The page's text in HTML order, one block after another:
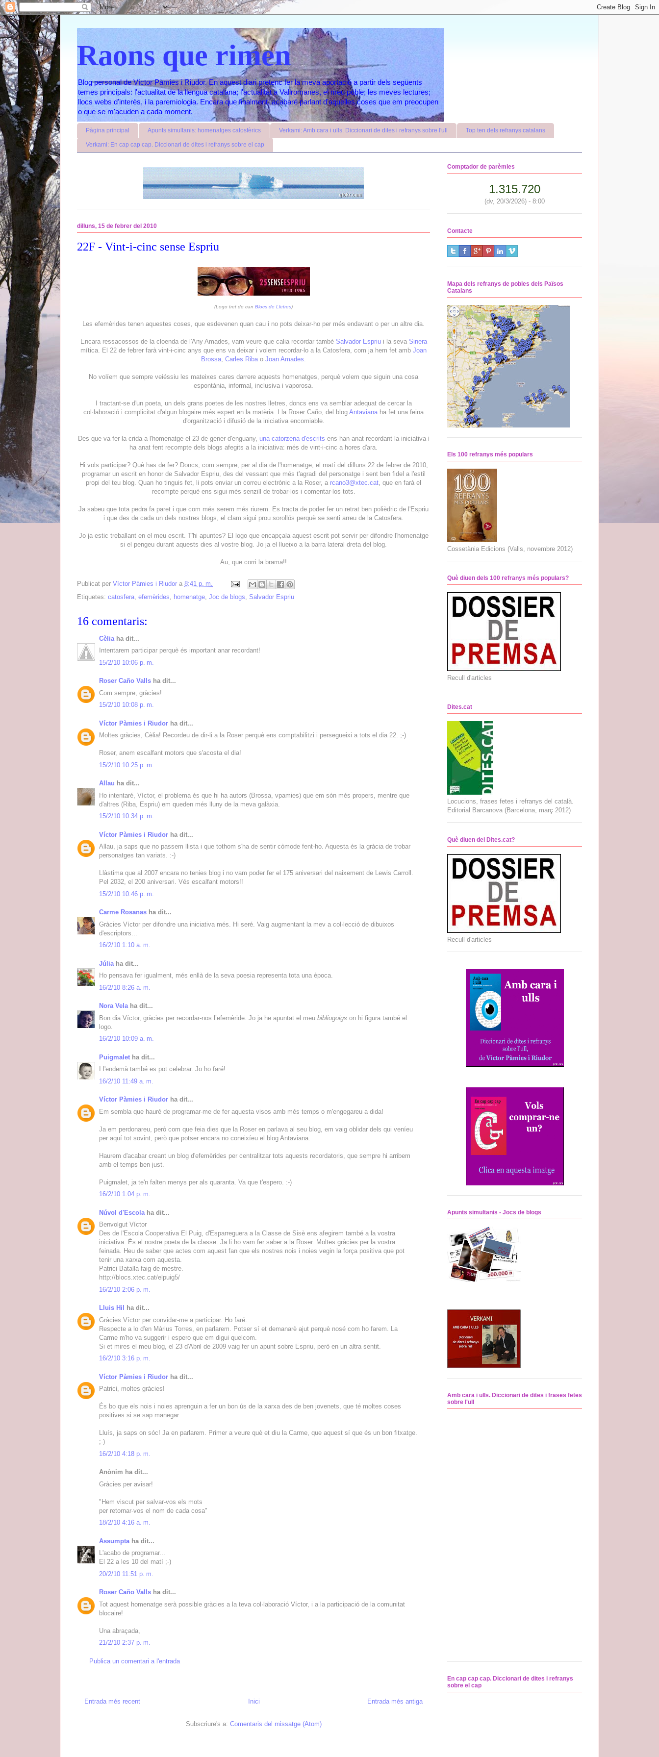
Raons que rimen
Blog personal de Víctor Pàmies i Riudor. En aquest diari pretenc fer la meva aportació a partir dels següents
temes principals: l'actualitat de la llengua catalana; l'actualitat a Vallromanes, el meu poble; les meves lectures;
llocs webs d'interès, i la paremiologia. Encara que finalment, acabaré parlant d'aquelles coses que em preocupen
o que se m'acuden a cada moment.
Pàgina principal Apunts simultanis: homenatges catosfèrics Verkami: Amb cara i ulls. Diccionari de dites i refranys sobre l'ull Top ten dels refranys catalans
Verkami: En cap cap cap. Diccionari de dites i refranys sobre el cap
dilluns, 15 de febrer del 2010
22F - Vint-i-cinc sense Espriu
(Logo tret de can Blocs de Lletres)
Les efemèrides tenen aquestes coses, que esdevenen quan cau i no pots deixar-ho per més endavant o per un altre dia.
Encara ressacossos de la cloenda de l'Any Amades, vam veure que calia recordar també Salvador Espriui la seva Sinera
mítica. El 22 de febrer farà vint-i-cinc anys que ens va deixar i volem recordar-lo a la Catosfera, com ja hem fet amb Joan
Brossa Carles Riba o Joan Amades
No volíem que sempre veiéssiu les mateixes cares darrere aquests homenatges, perquè volem que siguin una cosa
espontània, informal, inclusiva i vaporosa.
I tractant-se d'un poeta, un dels grans poetes de les nostres lletres, doncs ens va semblar adequat de cercar la
col·laboració i complicitat d'algun blogaire més expert en la matèria. I la Roser Caño, del blog Antaviana ha fet una feina
d'organització i difusió de la iniciativa encomiable.
Des que va fer la crida a l'homenatge el 23 de gener d'enguany, una catorzena d'escrits ens han anat recordant la iniciativa i
ha anat fent recompte dels blogs afegits a la iniciativa: més de vint-i-cinc a hores d'ara.
Hi vols participar? Què has de fer? Doncs, com sempre, per al dia de l'homenatge, el matí del dilluns 22 de febrer de 2010,
programar un escrit en honor de Salvador Espriu, des del vessant que més t'agradi del personatge i sent ben fidel a l'estil
propi del teu blog. Quan ho tinguis fet, li pots enviar un correu electrònic a la Roser, a rcano3@xtec.cat , que en farà el
recompte perquè ens sigui més senzill de trobar-los i comentar-los tots.
Ja sabeu que tota pedra fa paret i que com més serem més riurem. Es tracta de poder fer un retrat ben polièdric de l'Espriu
i que des de cada un dels nostres blogs, el clam sigui prou sorollós perquè se senti arreu de la Catosfera.
Jo ja estic treballant en el meu escrit. T'hi apuntes? El logo que encapçala aquest escrit pot servir per difondre l'homenatge
si el pengeu durant aquests dies al vostre blog. Jo ja el llueixo a la barra lateral dreta del blog.
Au, que corri la brama!!
Publicat per Víctor Pàmies i Riudor a 8:41 p. m.
Etiquetes: catosfera efemèrides homenatge Joc de blogs Salvador Espriu
16 comentaris:
Cèlia ha dit...
Intentarem participar perquè és important anar recordant!
15/2/10 10:06 p. m.
Roser Caño Valls ha dit...
Com sempre, gràcies!
15/2/10 10:08 p. m.
Víctor Pàmies i Riudor ha dit...
Moltes gràcies, Cèlia! Recordeu de dir-li a la Roser perquè ens comptabilitzi i persegueixi a tots el dia 22. ;-)
Roser, anem escalfant motors que s'acosta el dia!
15/2/10 10:25 p. m.
Allau ha dit...
Ho intentaré, Víctor, el problema és que hi ha autors (Brossa, vpamies) que em són més propers, mentre que
d'altres (Riba, Espriu) em queden més lluny de la meva galàxia.
15/2/10 10:34 p. m.
Víctor Pàmies i Riudor ha dit...
Allau, ja saps que no passem llista i que tothom s'ha de sentir còmode fent-ho. Aquesta és la gràcia de trobar
personatges tan variats. :-)
Llàstima que al 2007 encara no tenies blog i no vam poder fer el 175 aniversari del naixement de Lewis Carroll.
Pel 2032, el 200 aniversari. Vés escalfant motors!!
15/2/10 10:46 p. m.
Carme Rosanas ha dit...
Gràcies Víctor per difondre una iniciativa més. Hi seré. Vaig augmentant la mev a col·lecció de dibuixos
d'escriptors...
16/2/10 1:10 a. m.
Júlia ha dit...
Ho pensava fer igualment, més enllà de la seva poesia representa tota una època.
16/2/10 8:26 a. m.
Nora Velaha dit...
Bon dia Víctor, gràcies per recordar-nos l’efemèride. Jo ja he apuntat el meu bibliogoigs on hi figura també el
logo.
16/2/10 10:09 a. m.
Puigmalet ha dit...
I l'endemà també es pot celebrar. Jo ho faré!
16/2/10 11:49 a. m.
Víctor Pàmies i Riudor ha dit...
Em sembla que hauré de programar-me de fer aquesta visos amb més temps o m'engegareu a dida!
Ja em perdonareu, però com que feia dies que la Roser en parlava al seu blog, em vaig oblidar dels qui veníeu
per aquí tot sovint, però que potser encara no coneixíeu el blog Antaviana.
Haurem d'acabar creant un blog d'efemèrides per centralitzar tots aquests recordatoris, que sempre hi arribem
amb el temps ben just.
Puigmalet, ja te'n falten menys per als quaranta. Va que t'espero. :-)
16/2/10 1:04 p. m.
Núvol d'Escola ha dit...
Benvolgut Víctor
Des de l'Escola Cooperativa El Puig, d'Esparreguera a la Classe de Sisè ens afegirem també a la vostra
iniciativa. És el nostre poeta de la classe. Ja li ho vam fer saber a la Roser. Moltes gràcies per la vostra
feinada. Heu de saber que actes com aquest fan que els nostres nois i noies vegin la força positiva que pot
tenir una xarxa com aquesta.
Patrici Batalla faig de mestre.
http://blocs.xtec.cat/elpuig5/
16/2/10 2:06 p. m.
Lluis Hil
ha dit...
Gràcies Víctor per convidar-me a participar. Ho faré.
Respecte a lo d'en Màrius Torres, en parlarem. Potser sí et demanarè ajut perquè nosé com ho farem. La
Carme m'ho va suggerir i espero que em digui quelcom.
Si et mires el meu blog, el 23 d'Abril de 2009 vaig fer un apunt sobre Espriu, però en un altra sentit.
16/2/10 3:16 p. m.
Víctor Pàmies i Riudor ha dit...
Patrici, moltes gràcies!
És bo que els nois i noies aprenguin a fer un bon ús de la xarxa des de ben jovenets, que té moltes coses
positives si se sap manegar.
Lluís, ja saps on sóc! Ja en parlarem. Primer a veure què et diu la Carme, que aquest sí que és un bon fitxatge.
;-)
16/2/10 4:18 p. m.
Anònim ha dit...
Gràcies per avisar!
"Hem viscut per salvar-vos els mots
per retornar-vos el nom de cada cosa"
18/2/10 4:16 a. m.
Assumpta ha dit...
L'acabo de programar...
El 22 a les 10 del matí ;-)
20/2/10 11:51 p. m.
Roser Caño Valls ha dit...
Tot aquest homenatge serà possible gràcies a la teva col·laboració Víctor, i a la participació de la comunitat
blocaire!
Una abraçada,
21/2/10 2:37 p. m.
Publica un comentari a l'entrada
Entrada més recent Entrada més antiga
Inici
Subscriure's a: Comentaris del missatge (Atom)
Comptador de parèmies
1.315.720
(dv, 20/3/2026) - 8:00
Contacte
Mapa dels refranys de pobles dels Països
Catalans
Els 100 refranys més populars
Cossetània Edicions (Valls, novembre 2012)
Què diuen dels 100 refranys més populars?
Recull d'articles
Dites.cat
Locucions, frases fetes i refranys del català.
Editorial Barcanova (Barcelona, març 2012)
Què diuen del Dites.cat?
Recull d'articles
Apunts simultanis - Jocs de blogs
Amb cara i ulls. Diccionari de dites i frases fetes
sobre l'ull
En cap cap cap. Diccionari de dites i refranys
sobre el cap